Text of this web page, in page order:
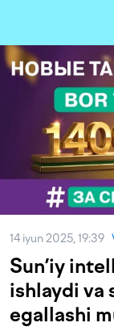
14 iyun 2025, 19:39
Sun’iy
ishlaydi va
egallashi